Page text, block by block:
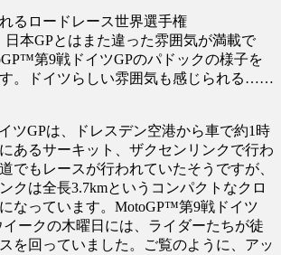
るロードレース世界選手権
日本GPとはまた違った雰囲気が満載で
第9戦ドイツGPのパドックの様子を
。ドイツらしい雰囲気も感じられる……
ツGPは、ドレスデン空港から車で約1時
あるサーキット、ザクセンリンクで行わ
でもレースが行われていたそうですが、
クは全長3.7kmというコンパクトなクロ
なっています。MotoGP™第9戦ドイツ
ークの木曜日には、ライダーたちが徒
を回っていました。ご覧のように、アッ